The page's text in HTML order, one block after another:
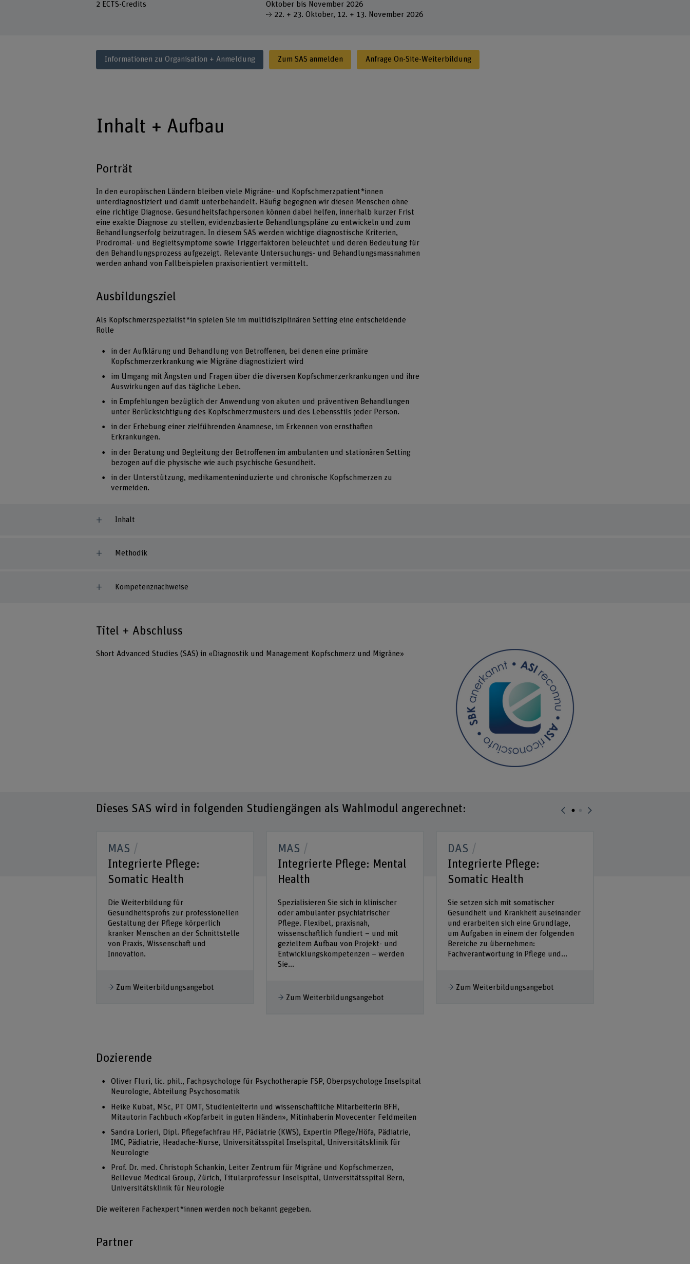
2 ECTS-Credits
Oktober bis November 2026
⇢ 22. + 23. Oktober, 12. + 13. November 2026
Informationen zu Organisation + Anmeldung Zum SAS anmelden Anfrage On-Site-Weiterbildung
Inhalt + Aufbau
Porträt
In den europäischen Ländern bleiben viele Migräne- und Kopfschmerzpatient*innen
unterdiagnostiziert und damit unterbehandelt. Häufig begegnen wir diesen Menschen ohne
eine richtige Diagnose. Gesundheitsfachpersonen können dabei helfen, innerhalb kurzer Frist
eine exakte Diagnose zu stellen, evidenzbasierte Behandlungspläne zu entwickeln und zum
Behandlungserfolg beizutragen. In diesem SAS werden wichtige diagnostische Kriterien,
Prodromal- und Begleitsymptome sowie Triggerfaktoren beleuchtet und deren Bedeutung für
den Behandlungsprozess aufgezeigt. Relevante Untersuchungs- und Behandlungsmassnahmen
werden anhand von Fallbeispielen praxisorientiert vermittelt.
Ausbildungsziel
Als Kopfschmerzspezialist*in spielen Sie im multidisziplinären Setting eine entscheidende
Rolle
in der Aufklärung und Behandlung von Betroffenen, bei denen eine primäre
Kopfschmerzerkrankung wie Migräne diagnostiziert wird
im Umgang mit Ängsten und Fragen über die diversen Kopfschmerzerkrankungen und ihre
Auswirkungen auf das tägliche Leben.
in Empfehlungen bezüglich der Anwendung von akuten und präventiven Behandlungen
unter Berücksichtigung des Kopfschmerzmusters und des Lebensstils jeder Person.
in der Erhebung einer zielführenden Anamnese, im Erkennen von ernsthaften
Erkrankungen.
in der Beratung und Begleitung der Betroffenen im ambulanten und stationären Setting
bezogen auf die physische wie auch psychische Gesundheit.
in der Unterstützung, medikamenteninduzierte und chronische Kopfschmerzen zu
vermeiden.
Inhalt
Methodik
Kompetenznachweise
Titel + Abschluss
Short Advanced Studies (SAS) in «Diagnostik und Management Kopfschmerz und Migräne»
Dieses SAS wird in folgenden Studiengängen als Wahlmodul angerechnet:
MAS
Integrierte Pflege:
Somatic Health
Die Weiterbildung für
Gesundheitsprofis zur professionellen
Gestaltung der Pflege körperlich
kranker Menschen an der Schnittstelle
von Praxis, Wissenschaft und
Innovation.
Zum Weiterbildungsangebot
MAS
Integrierte Pflege: Mental
Health
Spezialisieren Sie sich in klinischer
oder ambulanter psychiatrischer
Pflege. Flexibel, praxisnah,
wissenschaftlich fundiert – und mit
gezieltem Aufbau von Projekt- und
Entwicklungskompetenzen – werden
Sie...
Zum Weiterbildungsangebot
DAS
Integrierte Pflege:
Somatic Health
Sie setzen sich mit somatischer
Gesundheit und Krankheit auseinander
und erarbeiten sich eine Grundlage,
um Aufgaben in einem der folgenden
Bereiche zu übernehmen:
Fachverantwortung in Pflege und...
Zum Weiterbildungsangebot
Dozierende
Oliver Fluri, lic. phil., Fachpsychologe für Psychotherapie FSP, Oberpsychologe Inselspital
Neurologie, Abteilung Psychosomatik
Heike Kubat, MSc, PT OMT, Studienleiterin und wissenschaftliche Mitarbeiterin BFH,
Mitautorin Fachbuch «Kopfarbeit in guten Händen», Mitinhaberin Movecenter Feldmeilen
Sandra Lorieri, Dipl. Pflegefachfrau HF, Pädiatrie (KWS), Expertin Pflege/Höfa, Pädiatrie,
IMC, Pädiatrie, Headache-Nurse, Universitätsspital Inselspital, Universitätsklinik für
Neurologie
Prof. Dr. med. Christoph Schankin, Leiter Zentrum für Migräne und Kopfschmerzen,
Bellevue Medical Group, Zürich, Titularprofessur Inselspital, Universitätsspital Bern,
Universitätsklinik für Neurologie
Die weiteren Fachexpert*innen werden noch bekannt gegeben.
Partner